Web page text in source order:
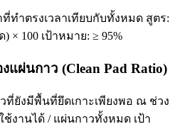
ทำตรงเวลาเทียบกับทั้งหมด สูตร:
× 100 เป้าหมาย: ≥ 95%
แผ่นกาว (Clean Pad Ratio)
ยังมีพื้นที่ยึดเกาะเพียงพอ ณ ช่วง
งานได้ / แผ่นกาวทั้งหมด เป้า